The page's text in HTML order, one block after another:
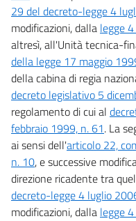
29 del decreto-legge 4
modificazioni, dalla legge
altresì, all'Unità tecnica-
della legge 17 maggio
della cabina di regia
decreto legislativo 5
regolamento di cui al
febbraio 1999, n. 61. La
ai sensi dell'articolo 22,
n. 10, e successive
direzione ricadente tra
decreto-legge 4 luglio
modificazioni, dalla legge